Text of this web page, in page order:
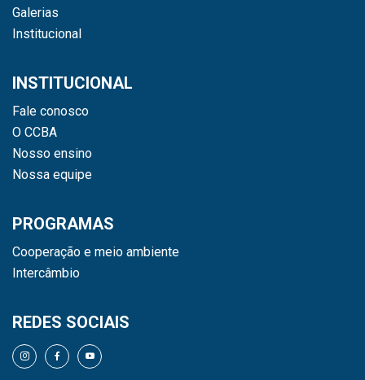
Galerias
Institucional
INSTITUCIONAL
Fale conosco
O CCBA
Nosso ensino
Nossa equipe
PROGRAMAS
Cooperação e meio ambiente
Intercâmbio
REDES SOCIAIS